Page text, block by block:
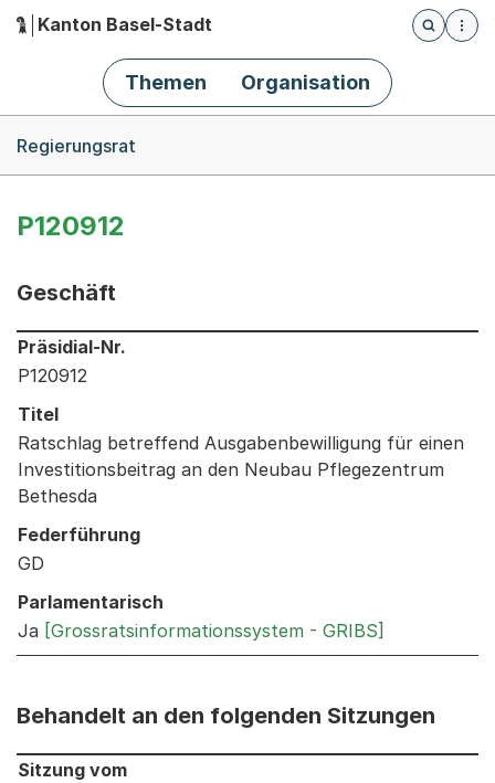
Hauptnavigation
Kanton Basel-Stadt
Öffnet
Themen Organisation
Regierungsrat
P120912
Geschäft
Informationen zum Ausgewählten Geschäft
Präsidial-Nr.
P120912
Titel
Ratschlag betreffend Ausgabenbewilligung für einen
Investitionsbeitrag an den Neubau Pflegezentrum
Bethesda
Federführung
GD
Parlamentarisch
Ja [Grossratsinformationssystem - GRIBS]
Behandelt an den folgenden Sitzungen
Behandelt an den folgenden Sitzungen: Informationen
Sitzung vom